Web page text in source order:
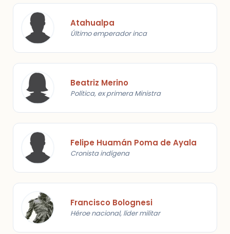
Atahualpa
Último emperador inca
Beatriz Merino
Política, ex primera Ministra
Felipe Huamán Poma de Ayala
Cronista indígena
Francisco Bolognesi
Héroe nacional, líder militar